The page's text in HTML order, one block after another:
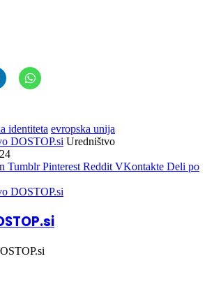
identiteta evropska unija
Uredništvo
Tumblr Pinterest Reddit VKontakte Deli po